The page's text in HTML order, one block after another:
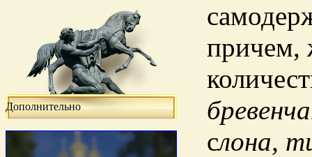
Дополнительно
причем,
слона,